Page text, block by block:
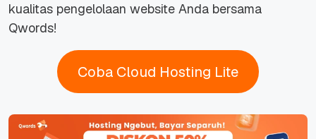
kualitas pengelolaan website Anda bersama
Qwords!
Coba Cloud Hosting Lite